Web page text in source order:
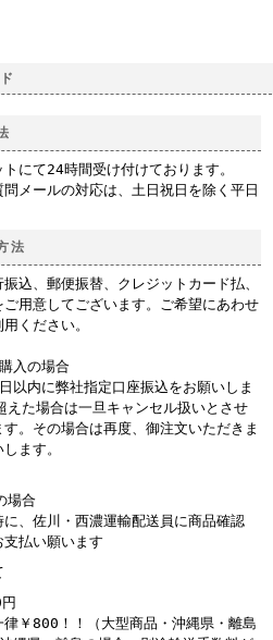
にて24時間受け付けております。
問メールの対応は、土日祝日を除く平日
法
込、郵便振替、クレジットカード払、
ご用意してございます。ご希望にあわせ
ください。
入の場合
以内に弊社指定口座振込をお願いしま
た場合は一旦キャンセル扱いとさせ
。その場合は再度、御注文いただきま
ます。
場合
に、佐川・西濃運輸配送員に商品確認
払い願います
律￥800！！（大型商品・沖縄県・離島